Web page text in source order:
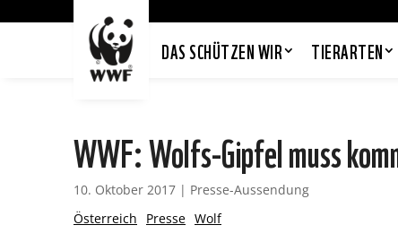
DAS SCHÜTZEN WIR TIERARTEN
WWF: Wolfs-Gipfel muss
10. Oktober 2017 | Presse-Aussendung
Österreich
Presse Wolf